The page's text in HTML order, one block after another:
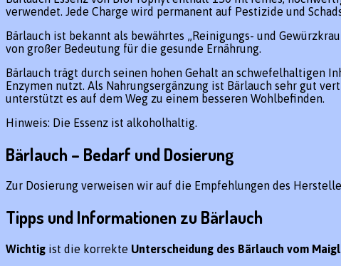
verwendet. Jede Charge wird permanent auf Pestizide und
Bärlauch ist bekannt als bewährtes „Reinigungs- und
von großer Bedeutung für die gesunde Ernährung.
Bärlauch trägt durch seinen hohen Gehalt an schwefelhaltigen
Enzymen nutzt. Als Nahrungsergänzung ist Bärlauch sehr gut
unterstützt es auf dem Weg zu einem besseren Wohlbefinden.
Hinweis: Die Essenz ist alkoholhaltig.
Bärlauch – Bedarf und Dosierung
Zur Dosierung verweisen wir auf die Empfehlungen des
Tipps und Informationen zu Bärlauch
Wichtig ist die korrekte Unterscheidung des Bärlauch vom